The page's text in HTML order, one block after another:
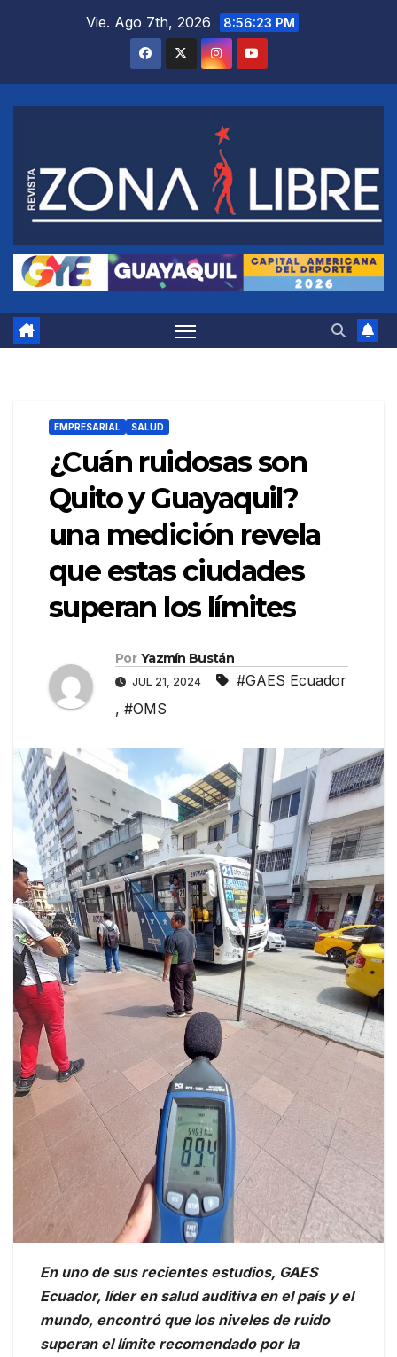
Vie. Ago 7th, 2026 8:56:25 PM
EMPRESARIAL SALUD
¿Cuán ruidosas son
Quito y Guayaquil?
una medición revela
que estas ciudades
superan los límites
Por Yazmín Bustán
JUL 21, 2024
#GAES Ecuador
, #OMS
En uno de sus recientes estudios, GAES
Ecuador, líder en salud auditiva en el país y el
mundo, encontró que los niveles de ruido
superan el límite recomendado por la